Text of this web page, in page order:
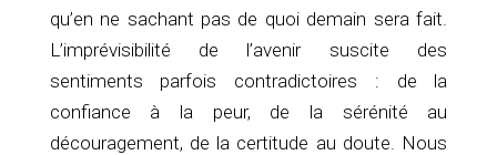
qu’en ne sachant pas de quoi demain sera fait.
L’imprévisibilité de l’avenir suscite des
sentiments parfois contradictoires : de la
confiance à la peur, de la sérénité au
découragement, de la certitude au doute. Nous